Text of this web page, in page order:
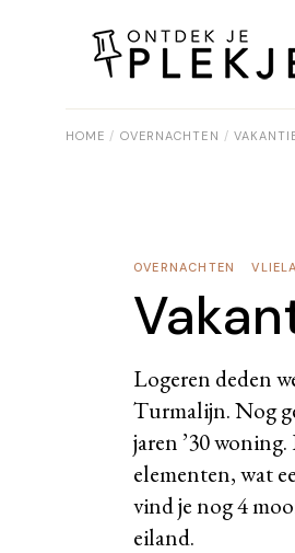
HOME OVERNACHTEN
OVERNACHTEN
Logeren deden
Turmalijn. Nog
jaren ’30
elementen, wat
vind je nog 4
eiland.